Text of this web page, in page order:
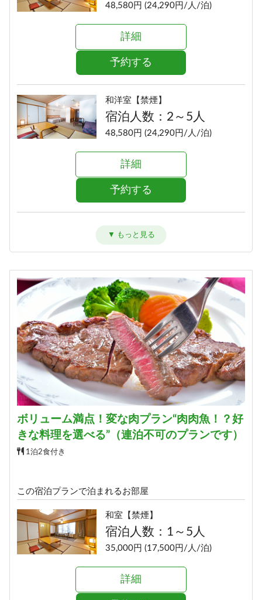
48,580円 (24,290円/人/泊)
詳細
予約する
和洋室【禁煙】
宿泊人数：2～5人
48,580円 (24,290円/人/泊)
詳細
予約する
詳細
予約する
特別室【禁煙】
宿泊人数：2～4人
74,580円 (37,290円/人/泊)
詳細
ボリューム満点！変な肉プラン“肉肉魚！？好
きな料理を選べる”（連泊不可のプランです）
1泊2食付き
この宿泊プランで泊まれるお部屋
和室【禁煙】
宿泊人数：1～5人
35,000円 (17,500円/人/泊)
詳細